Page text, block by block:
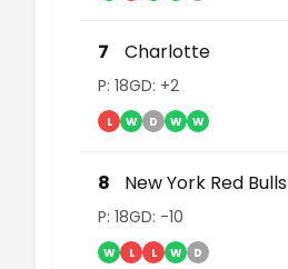
7 Charlotte
P: 18GD: +2
L W D W W
8 New York Red Bulls
P: 18GD: -10
W L L W D